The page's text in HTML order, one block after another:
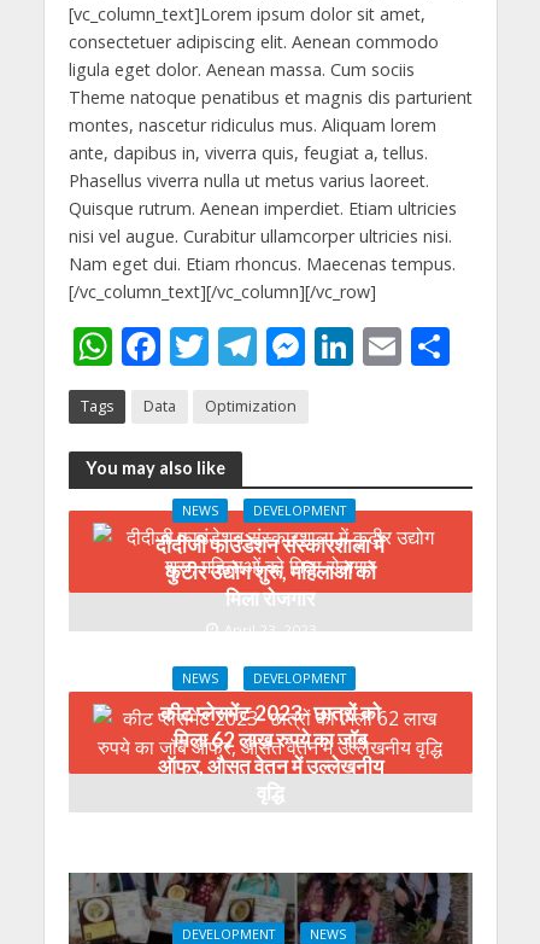
[vc_column_text]Lorem ipsum dolor sit amet,
consectetuer adipiscing elit. Aenean commodo
ligula eget dolor. Aenean massa. Cum sociis
Theme natoque penatibus et magnis dis parturient
montes, nascetur ridiculus mus. Aliquam lorem
ante, dapibus in, viverra quis, feugiat a, tellus.
Phasellus viverra nulla ut metus varius laoreet.
Quisque rutrum. Aenean imperdiet. Etiam ultricies
nisi vel augue. Curabitur ullamcorper ultricies nisi.
Nam eget dui. Etiam rhoncus. Maecenas tempus.
[/vc_column_text][/vc_column][/vc_row]
W
h
at
s
A
p
F
e
b
o
o
k
T
itt
er
T
e
a
m
M
n
g
er
Li
dI
n
E S
Tags Data Optimization
You may also like
NEWS DEVELOPMENT
दीदीजी फाउंडेशन संस्कारशाला में
कुटीर उद्योग शुरू, महिलाओं को
मिला रोजगार
April 23, 2023
NEWS DEVELOPMENT
कीट प्लेसमेंट 2023- छात्रों को
मिला 62 लाख रुपये का जॉब
ऑफर, औसत वेतन में उल्लेखनीय
वृद्धि
DEVELOPMENT NEWS